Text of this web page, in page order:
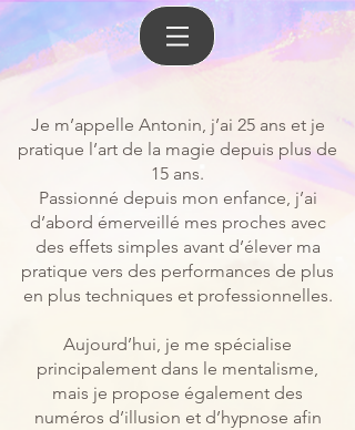
Je m’appelle Antonin, j’ai 25 ans et je
pratique l’art de la magie depuis plus de
15 ans.
Passionné depuis mon enfance, j’ai
d’abord émerveillé mes proches avec
des effets simples avant d’élever ma
pratique vers des performances de plus
en plus techniques et professionnelles.
Aujourd’hui, je me spécialise
principalement dans le mentalisme,
mais je propose également des
numéros d’illusion et d’hypnose afin